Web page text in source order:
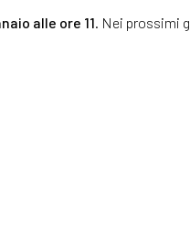
alle ore 11 . Nei prossimi